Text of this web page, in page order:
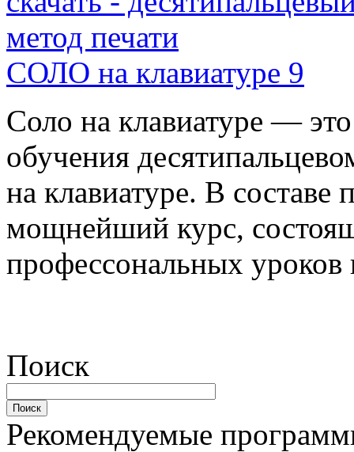
СОЛО на клавиатуре 9
Соло на клавиатуре —
обучения
на клавиатуре. В
мощнейший курс,
профессональных уроков
Поиск
Рекомендуемые